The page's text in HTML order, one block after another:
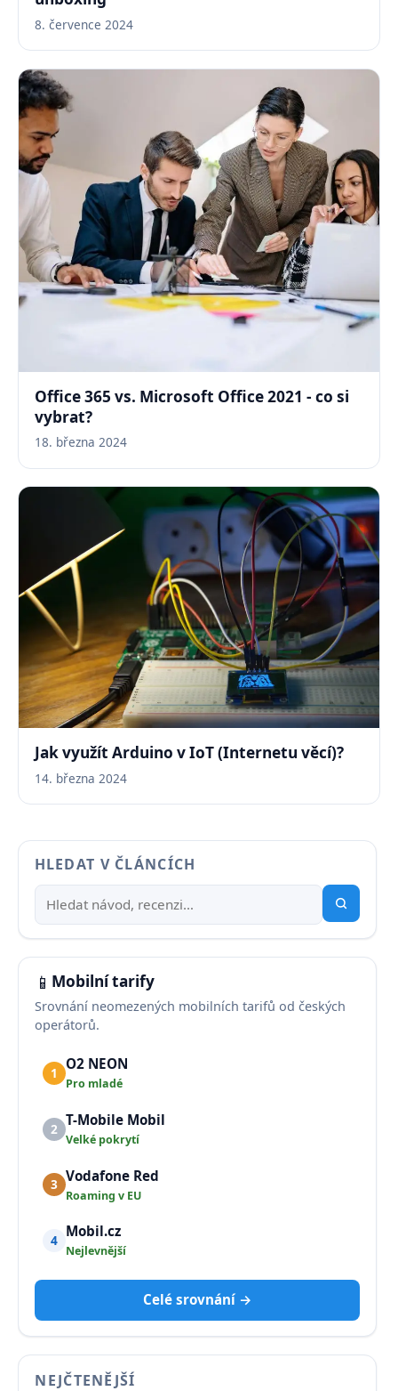
8. července 2024
Office 365 vs. Microsoft Office 2021 - co si
vybrat?
18. března 2024
Jak využít Arduino v IoT (Internetu věcí)?
14. března 2024
HLEDAT V ČLÁNCÍCH
📱 Mobilní tarify
Srovnání neomezených mobilních tarifů od českých
operátorů.
1 O2 NEON
Pro mladé
2 T-Mobile Mobil
Velké pokrytí
3 Vodafone Red
Roaming v EU
4 Mobil.cz
Nejlevnější
Celé srovnání →
NEJČTENĚJŠÍ